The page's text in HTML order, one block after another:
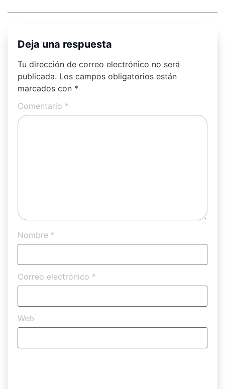
Deja una respuesta
Tu dirección de correo electrónico no será
publicada. Los campos obligatorios están
marcados con *
Comentario *
Nombre *
Correo electrónico *
Web